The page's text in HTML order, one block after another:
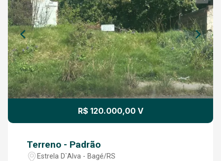
R$ 120.000,00 V
Terreno - Padrão
Estrela D`Alva - Bagé/RS